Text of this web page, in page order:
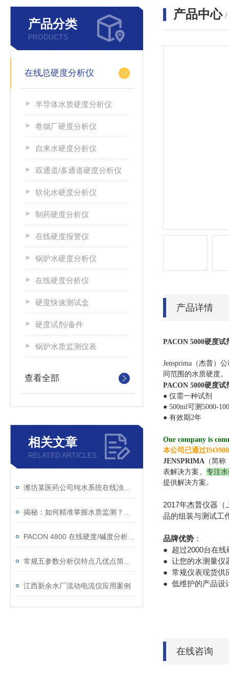
产品分类
PRODUCTS
在线总硬度分析仪
半导体水质硬度分析仪
卷烟厂硬度分析仪
自来水硬度分析仪
双通道/多通道硬度分析仪
软化水硬度分析仪
制药硬度分析仪
在线硬度报警仪
锅炉水硬度分析仪
在线硬度分析仪
硬度快速测试盒
硬度试剂/备件
锅炉水质监测仪表
查看全部
相关文章
RELATED ARTICLES
江西新余水厂流动电流仪应用案例
产品中心 /
产品详情
PACON 5000硬度试
Jensprima（杰普）
同范围的水质硬度。
PACON 5000硬度试
● 仅需一种试剂
● 500ml可测5000-
● 有效期2年
Our company is
本公司已通过
JENSPRIMA （简
表解决方案。 专注
提供解决方案。
2017年杰普仪器
品的组装与测试工
品牌优势 ：
● 超过2000台在线
● 让您的水测量仪
● 常规仪表现货供
● 低维护的产品设
在线咨询